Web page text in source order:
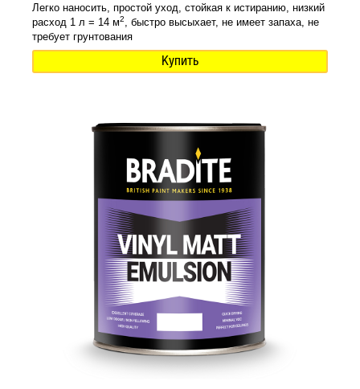
Легко наносить, простой уход, стойкая к истиранию, низкий
расход 1 л = 14 м2
, быстро высыхает, не имеет запаха, не
требует грунтования
Купить